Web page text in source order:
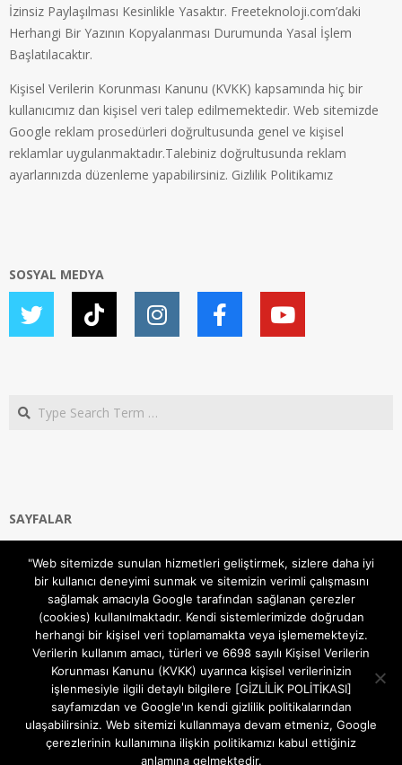
İzinsiz Paylaşılması Kesinlikle Yasaktır. Freeteknoloji.com’daki
Herhangi Bir Yazının Kopyalanması Durumunda Yasal İşlem
Başlatılacaktır.
Kişisel Verilerin Korunması Kanunu (KVKK) kapsamında hiç bir
kullanıcımız dan kişisel veri talep edilmemektedir. Web sitemizde
Google reklam prosedürleri doğrultusunda genel ve kişisel
reklamlar uygulanmaktadır.Talebiniz doğrultusunda reklam
ayarlarınızda düzenleme yapabilirsiniz. Gizlilik Politikamız
SOSYAL MEDYA
Search
SAYFALAR
Gizlilik ve Çerezler (Cookies) Politikası
Hakkımızda
İletişim Kanalları
MODEM KURULUM
TEKNİK DESTEK
TELEVİZYON SİSTEMLERİ
"Web sitemizde sunulan hizmetleri geliştirmek, sizlere daha iyi
bir kullanıcı deneyimi sunmak ve sitemizin verimli çalışmasını
sağlamak amacıyla Google tarafından sağlanan çerezler
(cookies) kullanılmaktadır. Kendi sistemlerimizde doğrudan
herhangi bir kişisel veri toplamamakta veya işlememekteyiz.
Verilerin kullanım amacı, türleri ve 6698 sayılı Kişisel Verilerin
Korunması Kanunu (KVKK) uyarınca kişisel verilerinizin
işlenmesiyle ilgili detaylı bilgilere [GİZLİLİK POLİTİKASI]
sayfamızdan ve Google'ın kendi gizlilik politikalarından
ulaşabilirsiniz. Web sitemizi kullanmaya devam etmeniz, Google
çerezlerinin kullanımına ilişkin politikamızı kabul ettiğiniz
anlamına gelmektedir.